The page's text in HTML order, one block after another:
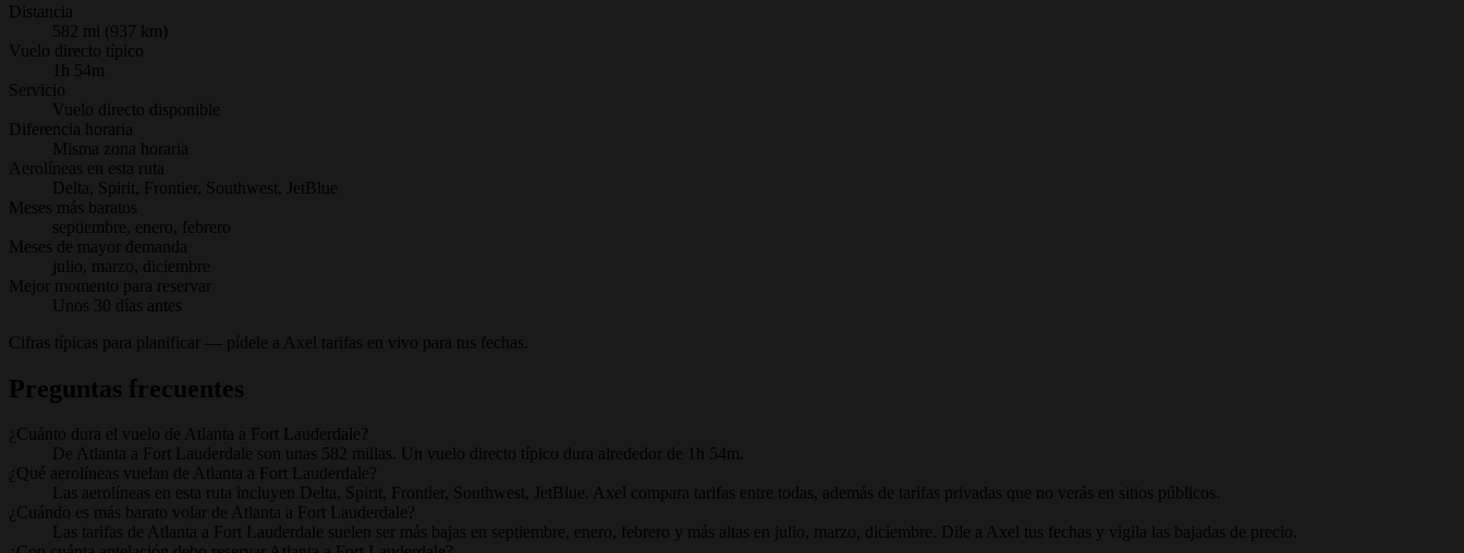
Distancia
582 mi (937 km)
Vuelo directo típico
1h 54m
Servicio
Vuelo directo disponible
Diferencia horaria
Misma zona horaria
Aerolíneas en esta ruta
Delta, Spirit, Frontier, Southwest, JetBlue
Meses más baratos
septiembre, enero, febrero
Meses de mayor demanda
julio, marzo, diciembre
Mejor momento para reservar
Unos 30 días antes
Cifras típicas para planificar — pídele a Axel tarifas en vivo para tus fechas.
Preguntas frecuentes
¿Cuánto dura el vuelo de Atlanta a Fort Lauderdale?
De Atlanta a Fort Lauderdale son unas 582 millas. Un vuelo directo típico dura alrededor de 1h 54m.
¿Qué aerolíneas vuelan de Atlanta a Fort Lauderdale?
Las aerolíneas en esta ruta incluyen Delta, Spirit, Frontier, Southwest, JetBlue. Axel compara tarifas entre todas, además de tarifas privadas que no verás en sitios públicos.
¿Cuándo es más barato volar de Atlanta a Fort Lauderdale?
Las tarifas de Atlanta a Fort Lauderdale suelen ser más bajas en septiembre, enero, febrero y más altas en julio, marzo, diciembre. Dile a Axel tus fechas y vigila las bajadas de precio.